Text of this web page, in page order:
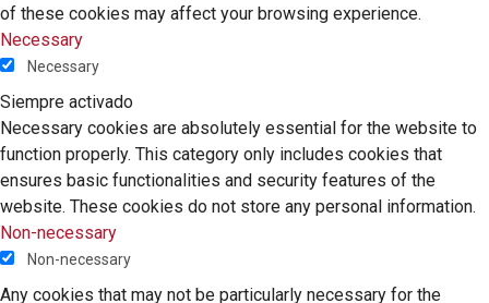
of these cookies may affect your browsing experience.
Necessary
Necessary
Siempre activado
Necessary cookies are absolutely essential for the website to
function properly. This category only includes cookies that
ensures basic functionalities and security features of the
website. These cookies do not store any personal information.
Non-necessary
Non-necessary
Any cookies that may not be particularly necessary for the